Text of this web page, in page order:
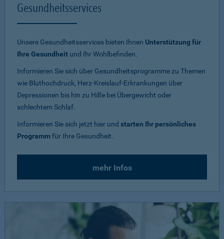
Gesundheitsservices
Unsere Gesundheitsservices bieten Ihnen Unterstützung für
Ihre Gesundheit und Ihr Wohlbefinden.
Informieren Sie sich über Gesundheitsprogramme zu Themen
wie Bluthochdruck, Herz-Kreislauf-Erkrankungen über
Depressionen bis hin zu Hilfe bei Übergewicht oder
schlechtem Schlaf.
Informieren Sie sich jetzt hier und starten Ihr persönliches
Programmfür Ihre Gesundheit.
mehr Infos